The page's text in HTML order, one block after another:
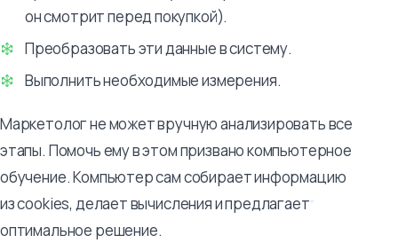
он смотрит перед покупкой).
Преобразовать эти данные в систему.
Выполнить необходимые измерения.
Маркетолог не может вручную анализировать все
этапы. Помочь ему в этом призвано компьютерное
обучение. Компьютер сам собирает информацию
из cookies, делает вычисления и предлагает
оптимальное решение.